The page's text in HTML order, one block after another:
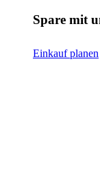
Spare mit
Einkauf planen